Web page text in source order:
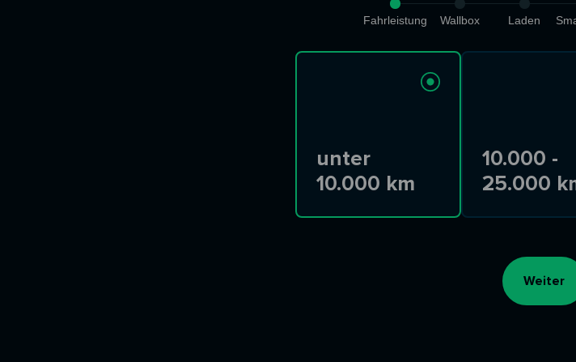
Fahrleistung Wallbox Laden
unter
10.000 km
10.000 -
25.000
Weiter